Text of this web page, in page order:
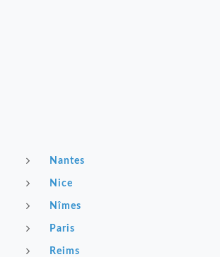
Nantes
Nice
Nîmes
Paris
Reims